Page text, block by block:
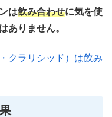
は飲み合わせに気を使
ありません。
クラリシッド）は飲み